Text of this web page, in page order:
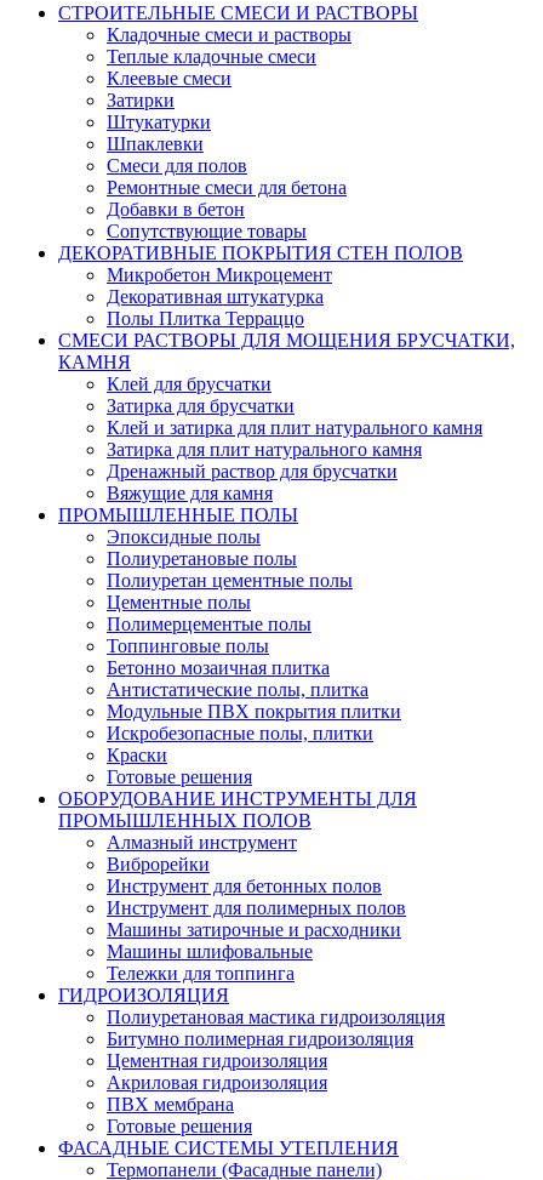
СТРОИТЕЛЬНЫЕ СМЕСИ И РАСТВОРЫ
Кладочные смеси и растворы
Теплые кладочные смеси
Клеевые смеси
Затирки
Штукатурки
Шпаклевки
Смеси для полов
Ремонтные смеси для бетона
Добавки в бетон
Сопутствующие товары
ДЕКОРАТИВНЫЕ ПОКРЫТИЯ СТЕН ПОЛОВ
Микробетон Микроцемент
Декоративная штукатурка
Полы Плитка Терраццо
СМЕСИ РАСТВОРЫ ДЛЯ МОЩЕНИЯ БРУСЧАТКИ,
КАМНЯ
Клей для брусчатки
Затирка для брусчатки
Клей и затирка для плит натурального камня
Затирка для плит натурального камня
Дренажный раствор для брусчатки
Вяжущие для камня
ПРОМЫШЛЕННЫЕ ПОЛЫ
Эпоксидные полы
Полиуретановые полы
Полиуретан цементные полы
Цементные полы
Полимерцементые полы
Топпинговые полы
Бетонно мозаичная плитка
Антистатические полы, плитка
Модульные ПВХ покрытия плитки
Искробезопасные полы, плитки
Краски
Готовые решения
ОБОРУДОВАНИЕ ИНСТРУМЕНТЫ ДЛЯ
ПРОМЫШЛЕННЫХ ПОЛОВ
Алмазный инструмент
Виброрейки
Инструмент для бетонных полов
Инструмент для полимерных полов
Машины затирочные и расходники
Машины шлифовальные
Тележки для топпинга
ГИДРОИЗОЛЯЦИЯ
Полиуретановая мастика гидроизоляция
Битумно полимерная гидроизоляция
Цементная гидроизоляция
Акриловая гидроизоляция
ПВХ мембрана
Готовые решения
ФАСАДНЫЕ СИСТЕМЫ УТЕПЛЕНИЯ
Термопанели (Фасадные панели)